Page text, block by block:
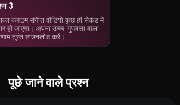
3
कस्टम संगीत वीडियो कुछ ही सेकंड में
हो जाएगा। अपना उच्च-गुणवत्ता वाला
तुरंत डाउनलोड करें।
पूछे जाने वाले प्रश्न